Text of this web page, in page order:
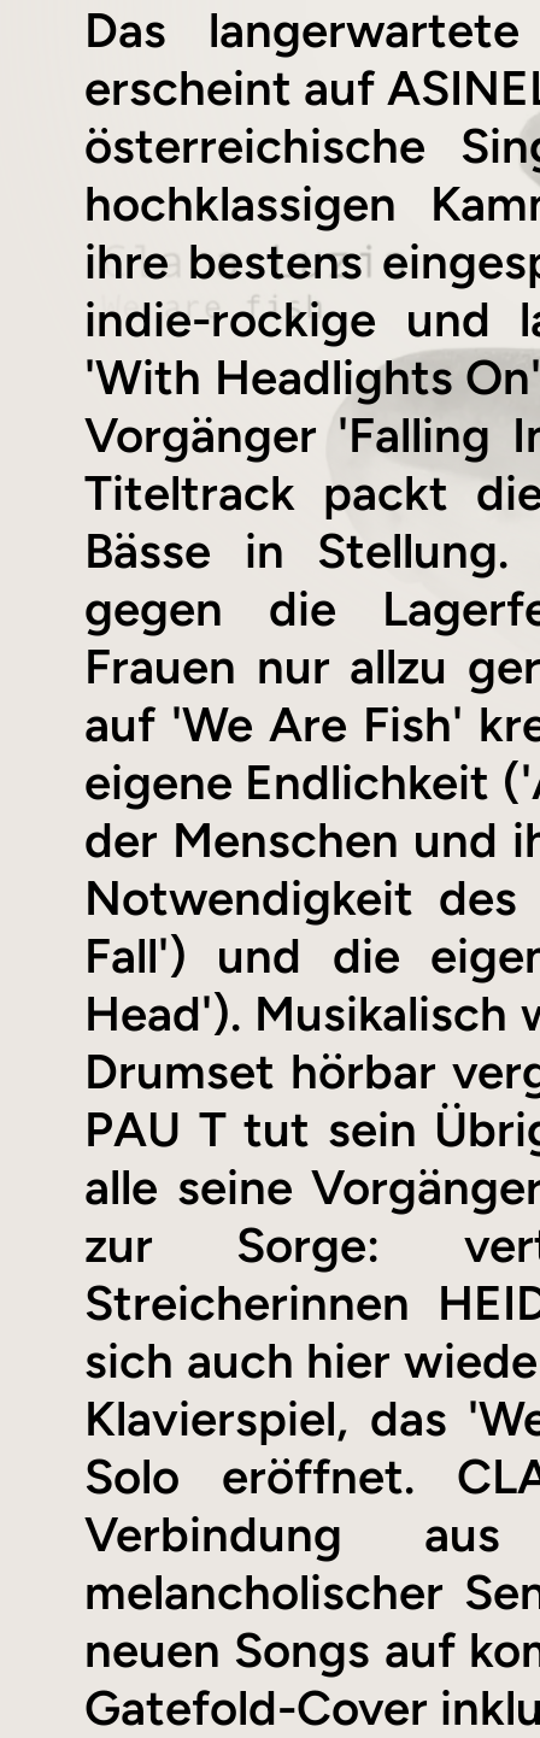
Das
erscheint auf
österreichische
hochklassigen
ihre bestens
indie-rockige und
'With Headlights
Vorgänger 'Falling
Titeltrack packt
Bässe in
gegen die
Frauen nur allzu
auf 'We Are Fish'
eigene Endlichkeit
der Menschen und
Notwendigkeit
Fall') und die
Head'). Musikalisch
Drumset hörbar
PAU T tut sein
alle seine
zur Sorge:
Streicherinnen
sich auch hier
Klavierspiel, das
Solo eröffnet.
Verbindung
melancholischer
neuen Songs auf
Gatefold-Cover